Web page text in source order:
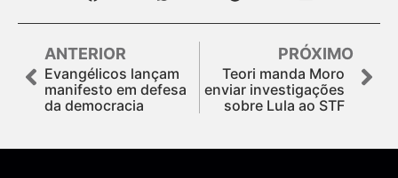
ANTERIOR
Evangélicos lançam
manifesto em defesa
da democracia
PRÓXIMO
Teori manda Moro
enviar investigações
sobre Lula ao STF